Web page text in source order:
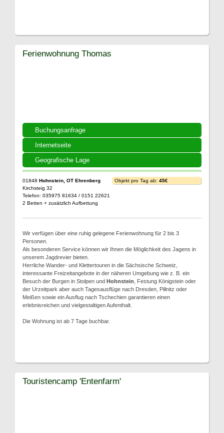
Buchungsanfrage
Internetseite
Geografische Lage
Ferienwohnung Thomas
01848 Hohnstein, OT Ehrenberg
Kirchsteig 32
Telefon: 035975 81634 / 0151 22621
2 Betten + zusätzlich Aufbettung
Objekt pro Tag ab: 45€
Wir verfügen über eine ruhig gelegene Ferienwohnung für 2 bis 3
Personen.
Als besonderen Service können wir Ihnen die Möglichkeit des Jagens in
unserem Jagdrevier bieten.
Herrliche Wander- und Klettertouren in die Sächsische Schweiz,
interessante Freizeitangebote in der näheren Umgebung wie z. B. ein
Besuch der Burgen in Stolpen und Hohnstein , Festung Königstein oder
der Urzeitpark aber auch Tagesausflüge nach Dresden, Pillnitz oder
Meißen sowie ein Ausflug nach Tschechien garantieren einen
erlebnisreichen und vielgestaltigen Aufenthalt.
Die Wohnung ist ab 7 Tage buchbar.
Touristencamp 'Entenfarm'